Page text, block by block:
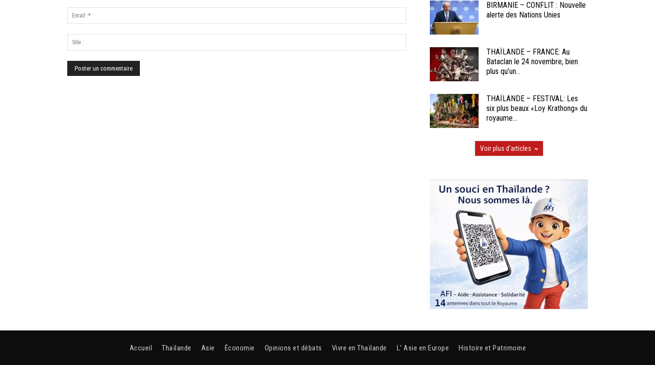
BIRMANIE – CONFLIT : Nouvelle
alerte des Nations Unies
THAÏLANDE – FRANCE: Au
Bataclan le 24 novembre, bien
plus qu’un...
THAÏLANDE – FESTIVAL: Les
six plus beaux «Loy Krathong» du
royaume...
Voir plus d'articles
Accueil Thaïlande Asie Économie Opinions et débats Vivre en Thaïlande L’ Asie en Europe Histoire et Patrimoine